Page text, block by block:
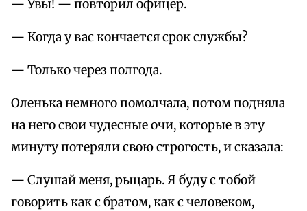
— Увы! — повторил офицер.
— Когда у вас кончается срок службы?
— Только через полгода.
Оленька немного помолчала, потом подняла
на него свои чудесные очи, которые в эту
минуту потеряли свою строгость, и сказала:
— Слушай меня, рыцарь. Я буду с тобой
говорить как с братом, как с человеком,